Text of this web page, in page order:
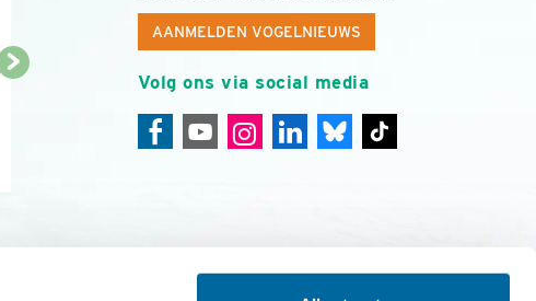
AANMELDEN VOGELNIEUWS
Volg ons via social media